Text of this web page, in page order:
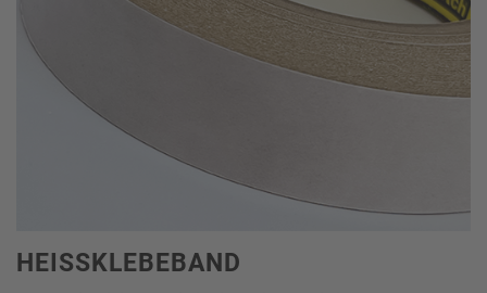
HEISSKLEBEBAND